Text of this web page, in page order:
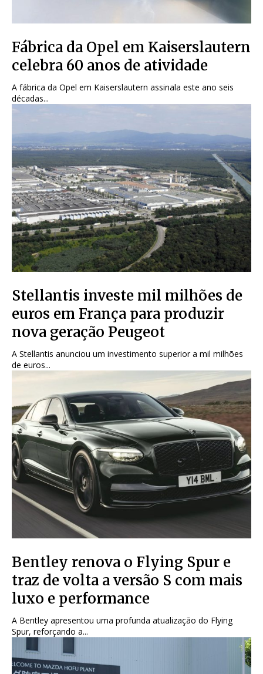
Fábrica da Opel em Kaiserslautern
celebra 60 anos de atividade
A fábrica da Opel em Kaiserslautern assinala este ano seis
décadas...
Stellantis investe mil milhões de
euros em França para produzir
nova geração Peugeot
A Stellantis anunciou um investimento superior a mil milhões
de euros...
Bentley renova o Flying Spur e
traz de volta a versão S com mais
luxo e performance
A Bentley apresentou uma profunda atualização do Flying
Spur, reforçando a...